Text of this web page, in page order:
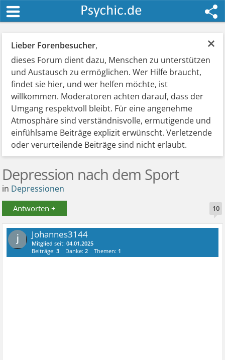
×
Lieber Forenbesucher,
dieses Forum dient dazu, Menschen zu unterstützen
und Austausch zu ermöglichen. Wer Hilfe braucht,
findet sie hier, und wer helfen möchte, ist
willkommen. Moderatoren achten darauf, dass der
Umgang respektvoll bleibt. Für eine angenehme
Atmosphäre sind verständnisvolle, ermutigende und
einfühlsame Beiträge explizit erwünscht. Verletzende
oder verurteilende Beiträge sind nicht erlaubt.
Depression nach dem Sport
in Depressionen
Antworten + 10
Johannes3144
Mitglied seit:04.01.2025
Beiträge:3 Danke:2 Themen: 1